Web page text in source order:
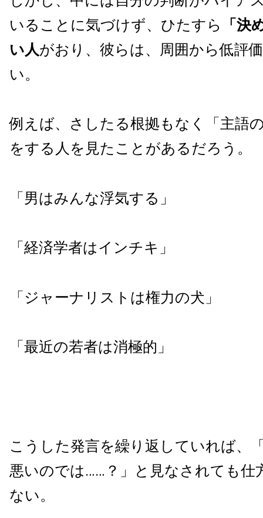
いることに気づけず、ひたすら
「決
い人がおり、彼らは、周囲から低評
い。
例えば、さしたる根拠もなく「主語
をする人を見たことがあるだろう。
「男はみんな浮気する」
「経済学者はインチキ」
「ジャーナリストは権力の犬」
「最近の若者は消極的」
こうした発言を繰り返していれば、
悪いのでは……？」と見なされても仕
ない。